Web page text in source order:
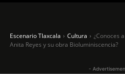
Escenario Tlaxcala Cultura
¿Conoces
Anita Reyes y su obra Bioluminiscencia?
-